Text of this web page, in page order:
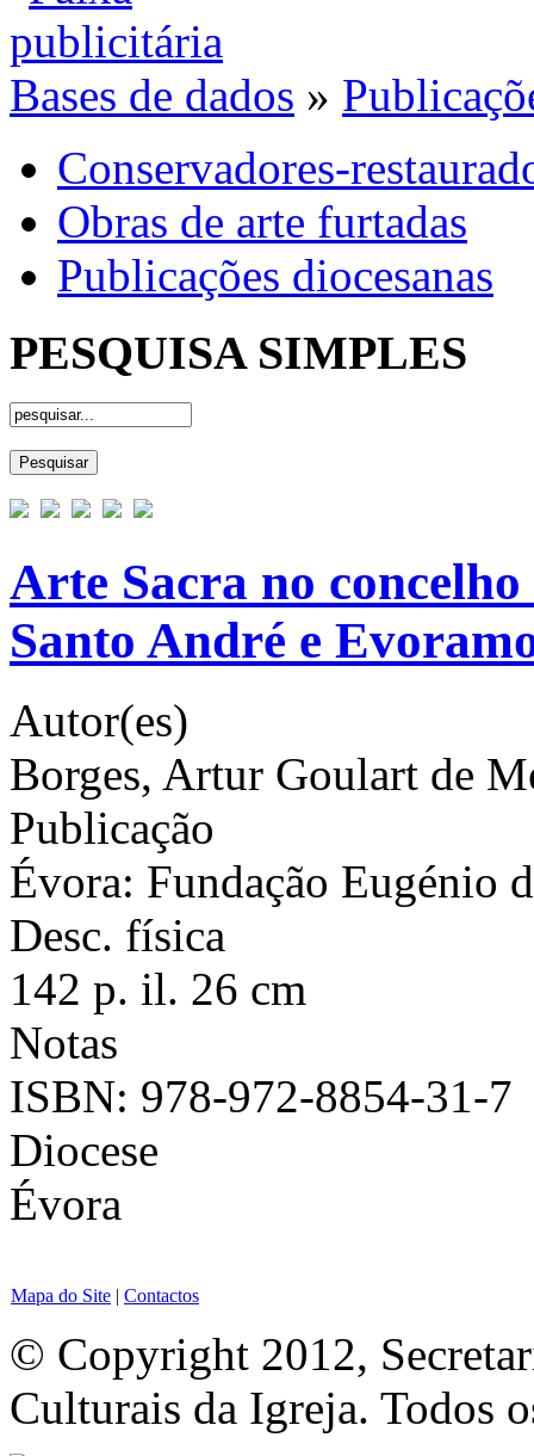
Bases de dados »
Conservadores-
Obras de arte furtadas
Publicações diocesanas
PESQUISA SIMPLES
Arte Sacra no
Santo André e
Autor(es)
Borges, Artur Goulart de
Publicação
Évora: Fundação Eugénio
Desc. física
142 p. il. 26 cm
Notas
ISBN: 978-972-8854-31-7
Diocese
Évora
Mapa do Site | Contactos
© Copyright 2012,
Culturais da Igreja. Todos